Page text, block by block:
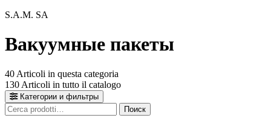
S.A.M. SA
Вакуумные пакеты
40 Articoli in questa categoria
130 Articoli in tutto il catalogo
Категории и фильтры
Cerca
prodotti
Поиск